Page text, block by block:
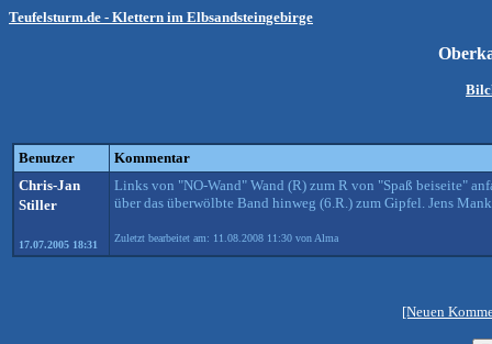
Teufelsturm.de - Klettern im Elbsandsteingebirge
Benutzer
Kommentar
Chris-Jan
Stiller
17.07.2005 18:31
Links von "NO-Wand" Wand (R) zum R von "Spaß beiseite"
über das überwölbte Band hinweg (6.R.) zum Gipfel. Jens
Zuletzt bearbeitet am: 11.08.2008 11:30 von Alma
[Neuen